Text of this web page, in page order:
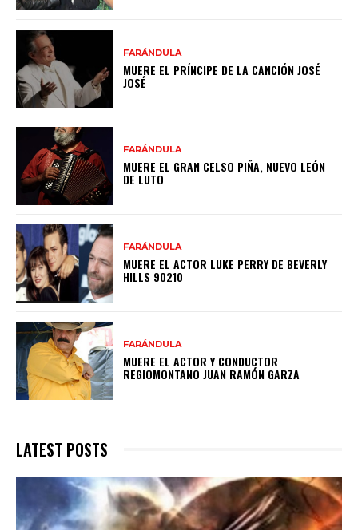
FARÁNDULA
MUERE EL PRÍNCIPE DE LA CANCIÓN JOSÉ
JOSÉ
FARÁNDULA
MUERE EL GRAN CELSO PIÑA, NUEVO LEÓN
DE LUTO
FARÁNDULA
MUERE EL ACTOR LUKE PERRY DE BEVERLY
HILLS 90210
FARÁNDULA
MUERE EL ACTOR Y CONDUCTOR
REGIOMONTANO JUAN RAMÓN GARZA
LATEST POSTS